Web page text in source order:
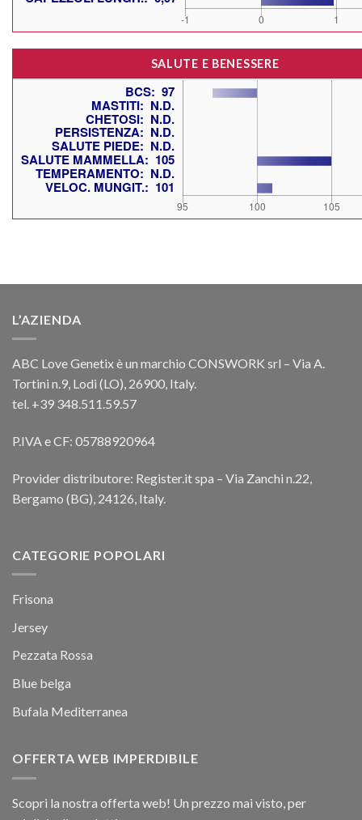
SALUTE E BENESSERE
L’AZIENDA
ABC Love Genetix è un marchio CONSWORK srl – Via A.
Tortini n.9, Lodi (LO), 26900, Italy.
tel. +39 348.511.59.57
P.IVA e CF: 05788920964
Provider distributore: Register.it spa – Via Zanchi n.22,
Bergamo (BG), 24126, Italy.
CATEGORIE POPOLARI
Frisona
Jersey
Pezzata Rossa
Blue belga
Bufala Mediterranea
OFFERTA WEB IMPERDIBILE
Scopri la nostra offerta web! Un prezzo mai visto, per